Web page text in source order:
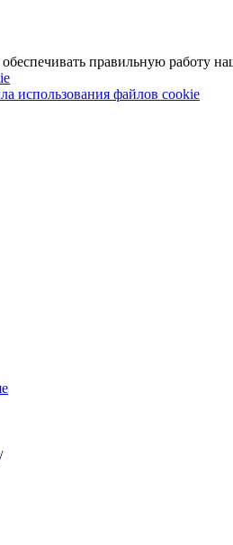
правильную работу
использования файлов cookie
/